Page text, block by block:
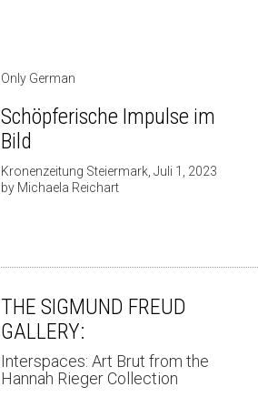
Only German
Schöpferische Impulse im
Bild
Kronenzeitung Steiermark, Juli 1, 2023
by Michaela Reichart
THE SIGMUND FREUD
GALLERY:
Interspaces: Art Brut from the
Hannah Rieger Collection